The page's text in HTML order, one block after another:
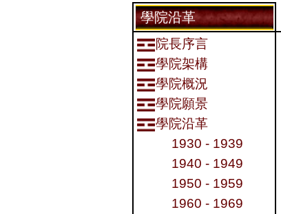
學院沿革
院長序言
學院架構
學院概況
學院願景
學院沿革
1930 - 1939
1940 - 1949
1950 - 1959
1960 - 1969